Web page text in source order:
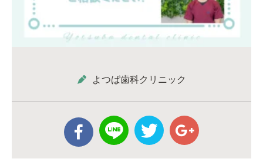
よつば歯科クリニック